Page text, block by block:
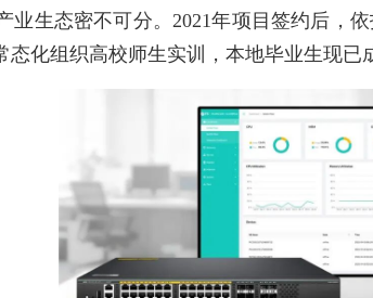
业生态密不可分。2021年项目签约后，
化组织高校师生实训，本地毕业生现已